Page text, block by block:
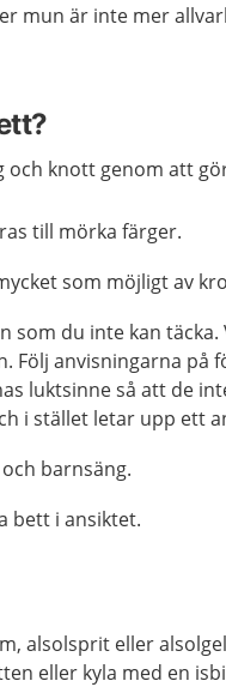
mun är inte mer
och knott genom att
till mörka färger.
som möjligt av
som du inte kan täcka.
Följ anvisningarna på
luktsinne så att de
i stället letar upp ett
barnsäng.
bett i ansiktet.
alsolsprit eller
eller kyla med en